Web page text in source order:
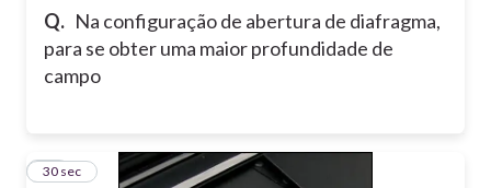
Q. Na configuração de abertura de diafragma,
para se obter uma maior profundidade de
campo
13
30 sec